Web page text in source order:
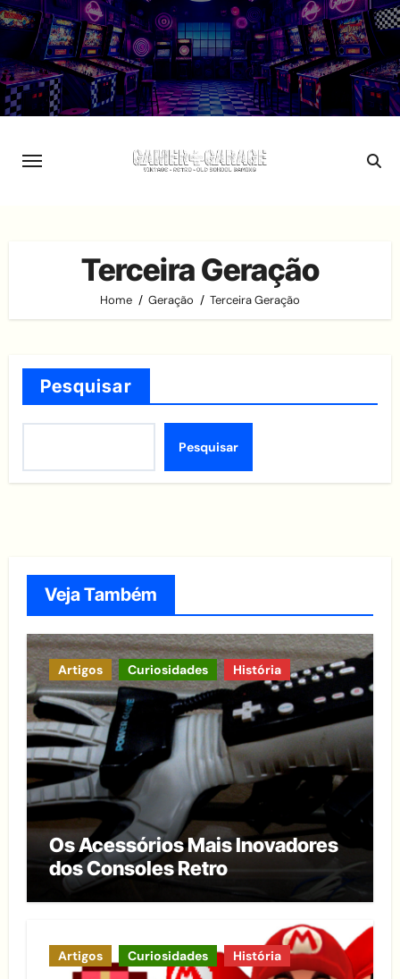
Skip
content
Terceira Geração
Home Geração Terceira Geração
Pesquisar
Pesquisar
Veja Também
Artigos Curiosidades História
Os Acessórios Mais Inovadores
dos Consoles Retro
Artigos Curiosidades História